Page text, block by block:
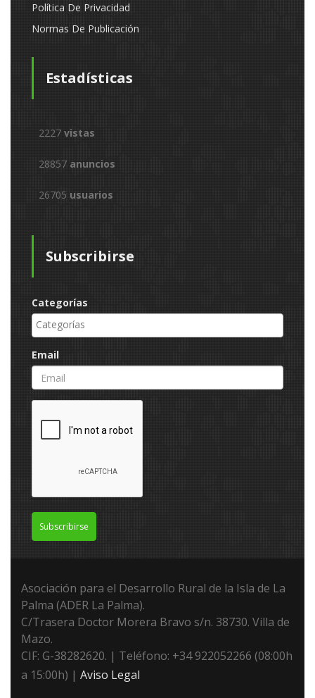
Política De Privacidad
Normas De Publicación
Estadísticas
2227 vistas
28857 anuncios
26705 usuarios
Subscribirse
Categorías
Email
Subscribirse
Asociación para el Desarrollo Rural de la Isla de La
Palma (ADER La Palma).
C/Trasera Doctor Morera Bravo s/n. 38730. Villa de
Mazo.
CIF: G-38282620. | Teléfono: +34 922052266 (08:00h
a 15:00h) | Aviso Legal